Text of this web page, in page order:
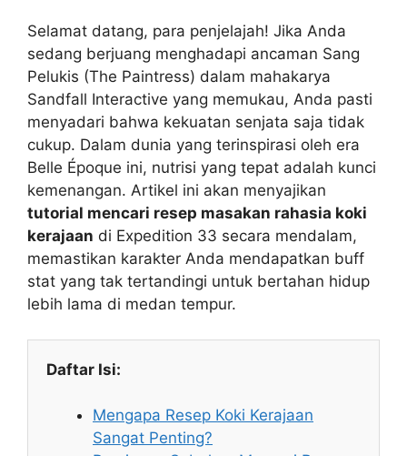
Selamat datang, para penjelajah! Jika Anda
sedang berjuang menghadapi ancaman Sang
Pelukis (The Paintress) dalam mahakarya
Sandfall Interactive yang memukau, Anda pasti
menyadari bahwa kekuatan senjata saja tidak
cukup. Dalam dunia yang terinspirasi oleh era
Belle Époque ini, nutrisi yang tepat adalah kunci
kemenangan. Artikel ini akan menyajikan
tutorial mencari resep masakan rahasia koki
kerajaan di Expedition 33 secara mendalam,
memastikan karakter Anda mendapatkan buff
stat yang tak tertandingi untuk bertahan hidup
lebih lama di medan tempur.
Daftar Isi:
Mengapa Resep Koki Kerajaan
Sangat Penting?